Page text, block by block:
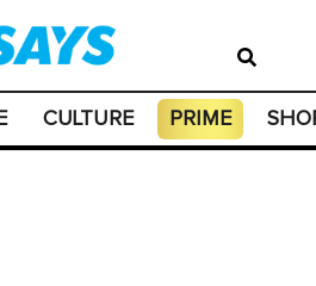
CULTURE PRIME